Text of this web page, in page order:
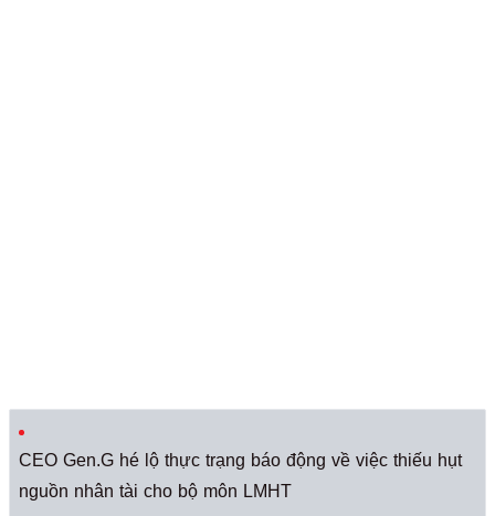
CEO Gen.G hé lộ thực trạng báo động về việc thiếu hụt
nguồn nhân tài cho bộ môn LMHT